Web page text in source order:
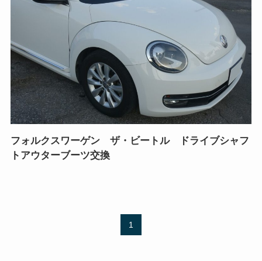
フォルクスワーゲン ザ・ビートル ドライブシャフ
トアウターブーツ交換
1